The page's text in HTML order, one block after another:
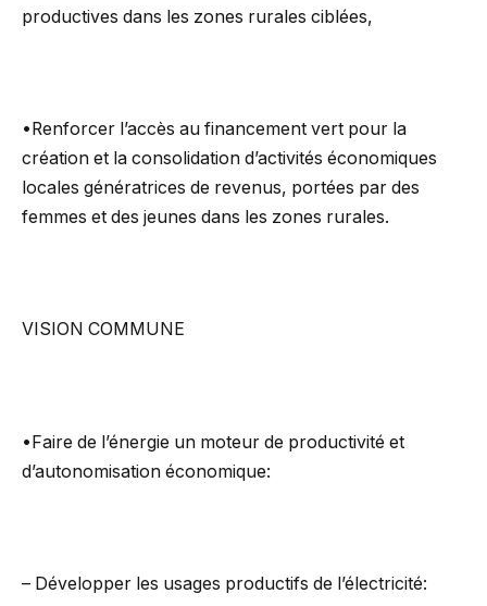
productives dans les zones rurales ciblées,
•Renforcer l’accès au financement vert pour la
création et la consolidation d’activités économiques
locales génératrices de revenus, portées par des
femmes et des jeunes dans les zones rurales.
VISION COMMUNE
•Faire de l’énergie un moteur de productivité et
d’autonomisation économique:
– Développer les usages productifs de l’électricité: